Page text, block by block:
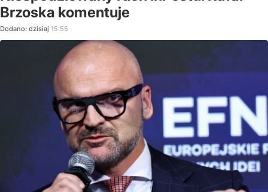
Brzoska komentuje
Dodano: dzisiaj 15:55